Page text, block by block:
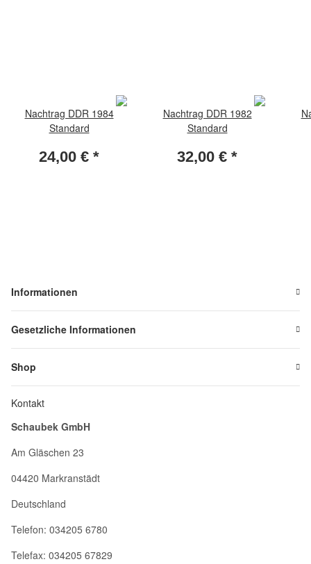
Nachtrag DDR 1984
Standard
24,00 € *
Nachtrag DDR 1982
Standard
32,00 € *
Informationen
Gesetzliche Informationen
Shop
Kontakt
Schaubek GmbH
Am Gläschen 23
04420 Markranstädt
Deutschland
Telefon: 034205 6780
Telefax: 034205 67829